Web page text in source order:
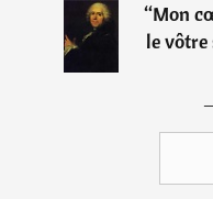
“Mon
le